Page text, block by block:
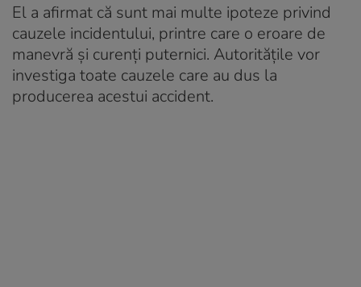
El a afirmat că sunt mai multe ipoteze privind
cauzele incidentului, printre care o eroare de
manevră şi curenţi puternici. Autorităţile vor
investiga toate cauzele care au dus la
producerea acestui accident.